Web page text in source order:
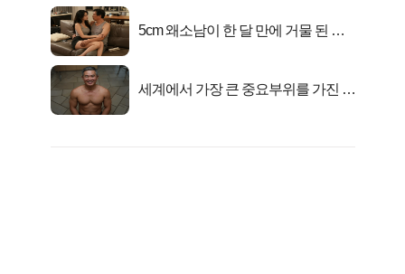
5cm 왜소남이 한 달 만에 거물 된 사
세계에서 가장 큰 중요부위를 가진 남